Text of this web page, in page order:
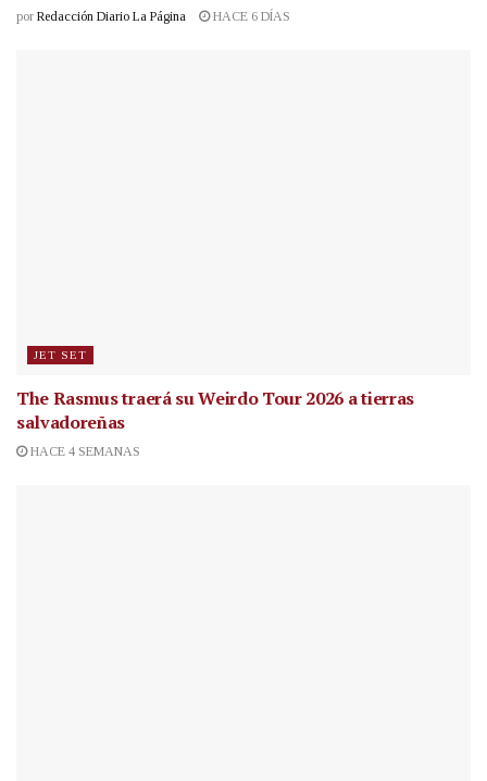
por Redacción Diario La Página HACE 6 DÍAS
JET SET
The Rasmus traerá su Weirdo Tour 2026 a tierras
salvadoreñas
HACE 4 SEMANAS